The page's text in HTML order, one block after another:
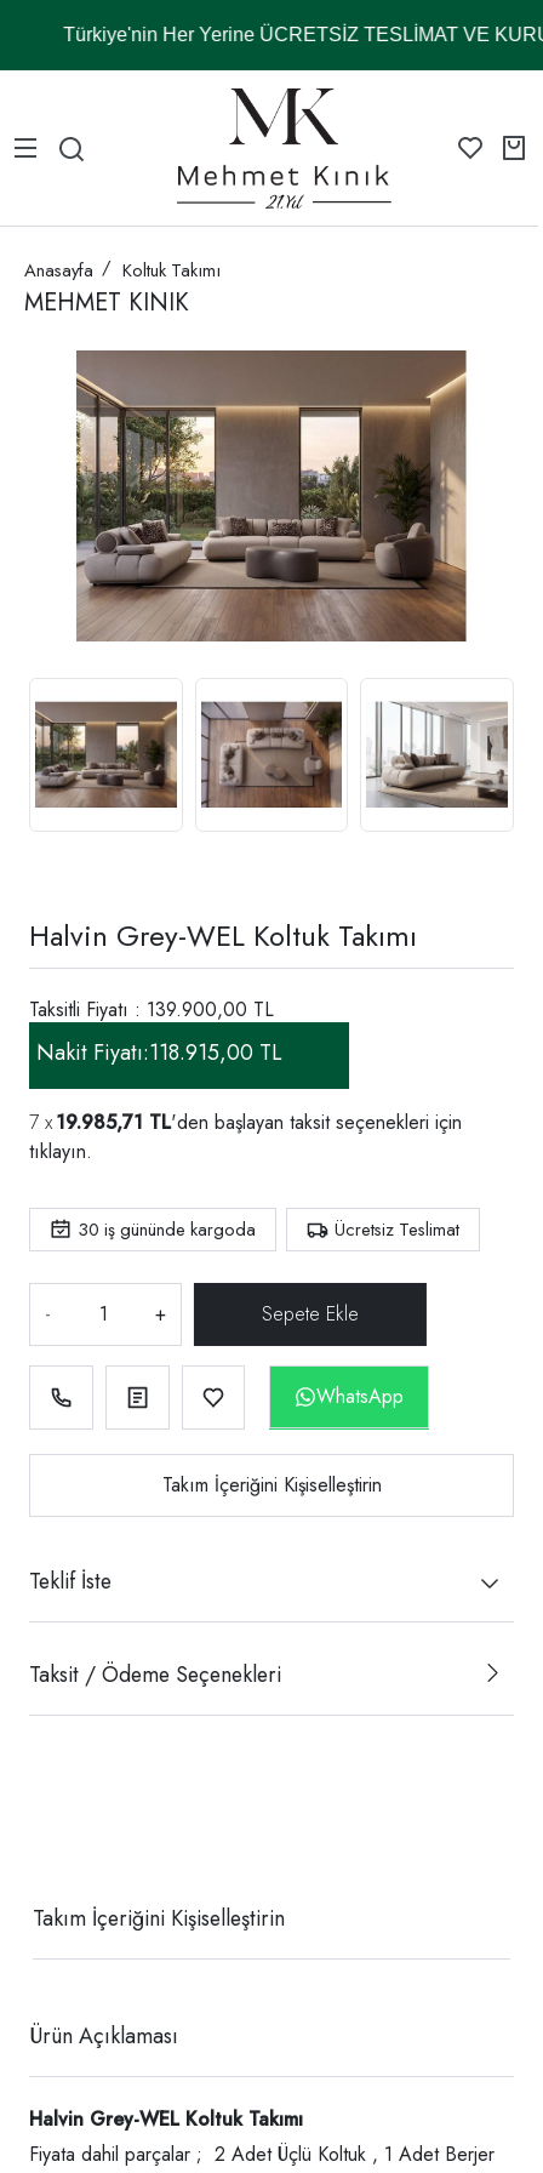
Türkiye'nin Her Yerine ÜCRETSİZ TESLİMAT VE
Anasayfa Koltuk Takımı
MEHMET KINIK
Halvin Grey-WEL Koltuk Takımı
Taksitli Fiyatı : 139.900,00 TL
Nakit Fiyatı:118.915,00 TL
19.985,71 TL'den başlayan taksit seçenekleri için
tıklayın.
30 iş gününde kargoda Ücretsiz Teslimat
- +
WhatsApp
Takım İçeriğini Kişiselleştirin
Teklif İste
Taksit / Ödeme Seçenekleri
Takım İçeriğini Kişiselleştirin
Ürün Açıklaması
Halvin Grey-WEL Koltuk Takımı
Fiyata dahil parçalar ; 2 Adet Üçlü Koltuk , 1 Adet Berjer